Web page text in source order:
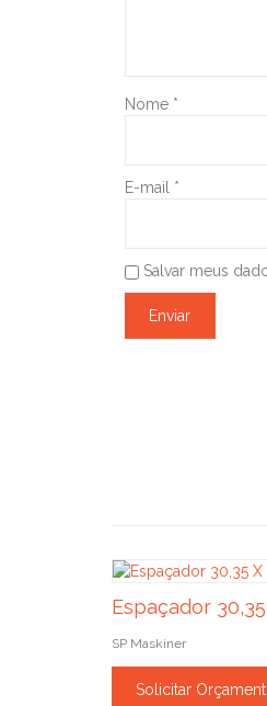
Nome *
E-mail *
Salvar meus
Espaçador 30,35
SP Maskiner
Solicitar